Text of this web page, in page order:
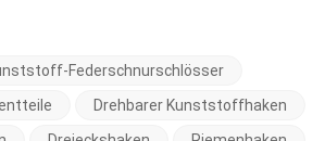
Federschnurschlösser
Drehbarer Kunststoffhaken